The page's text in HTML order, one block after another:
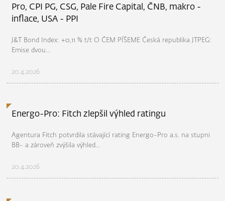
Pro, CPI PG, CSG, Pale Fire Capital, ČNB, makro -
inflace, USA - PPI
J&T Bond Index: +0,11 % t/t O ČEM PÍŠEME Česká republika JTPEG:
Emise dvou...
20.4.2026
Energo-Pro: Fitch zlepšil výhled ratingu
Agentura Fitch potvrdila stávající rating Energo-Pro a.s. na stupni
BB- a zároveň zvýšila výhled...
20.4.2026